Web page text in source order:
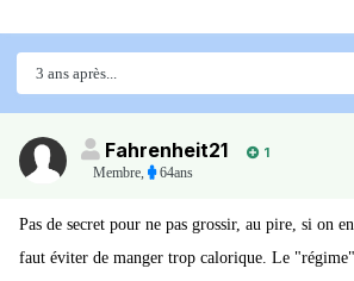
3 ans après...
Fahrenheit21
1
Membre, 64ans
Pas de secret pour ne pas grossir, au pire, si on
faut éviter de manger trop calorique. Le